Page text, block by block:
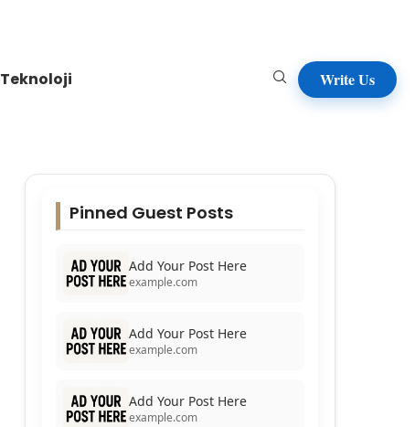
Teknoloji Write Us
Pinned Guest Posts
Add Your Post Here
example.com
Add Your Post Here
example.com
Add Your Post Here
example.com